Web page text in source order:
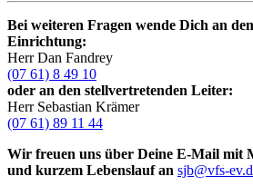
Bei weiteren Fragen wende Dich an
Einrichtung:
Herr Dan Fandrey
(07 61) 8 49 10
oder an den stellvertretenden Leiter:
Herr Sebastian Krämer
(07 61) 89 11 44
Wir freuen uns über Deine E-Mail mit
und kurzem Lebenslauf an sjb@vfs-